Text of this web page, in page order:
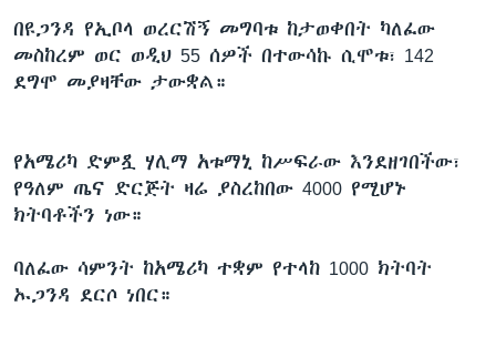
በዩጋንዳ የኢቦላ ወረርሽኝ መግባቱ ከታወቀበት ካለፈው
መስከረም ወር ወዲህ 55 ሰዎች በተውሳኩ ሲሞቱ፣ 142
ደግሞ መያዛቸው ታውቋል።
የአሜሪካ ድምጿ ሃሊማ አቱማኒ ከሥፍራው እንደዘገበችው፣
የዓለም ጤና ድርጅት ዛሬ ያስረከበው 4000 የሚሆኑ
ክትባቶችን ነው።
ባለፈው ሳምንት ከአሜሪካ ተቋም የተላከ 1000 ክትባት
ኡጋንዳ ደርሶ ነበር።